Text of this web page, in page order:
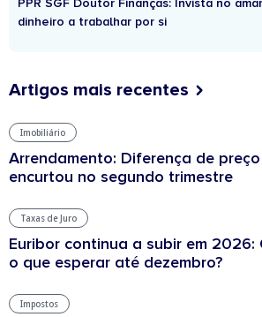
PPR SGF Doutor Finanças: Invista no
dinheiro a trabalhar por si
Artigos mais recentes
Imobiliário
Arrendamento: Diferença de
encurtou no segundo trimestre
Taxas de Juro
Euribor continua a subir em
o que esperar até dezembro?
Impostos